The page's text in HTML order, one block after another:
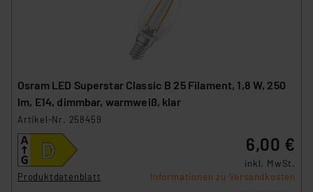
personenbezogene Daten in
Überwachungsprogrammen verarbeiten, ohne dass
hiergegen Klagemöglichkeiten für Europäer bestehen.
Unsere Kooperation mit diesen Dienstleistern stützt
Europäischen Kommission sowie einer eigenen
Beurteilung der mit der Datenübermittlung,
insbesondere der Art der übermittelten Daten,
verbundenen Risiken.“
Impressum|Datenschutzerklärung
Osram LED Superstar Classic B 25 Filament, 1,8 W, 250
lm, E14, dimmbar, warmweiß, klar
Artikel-Nr. 258459
Produktdatenblatt
6,00 €
inkl. MwSt.
Informationen zu Versandkosten